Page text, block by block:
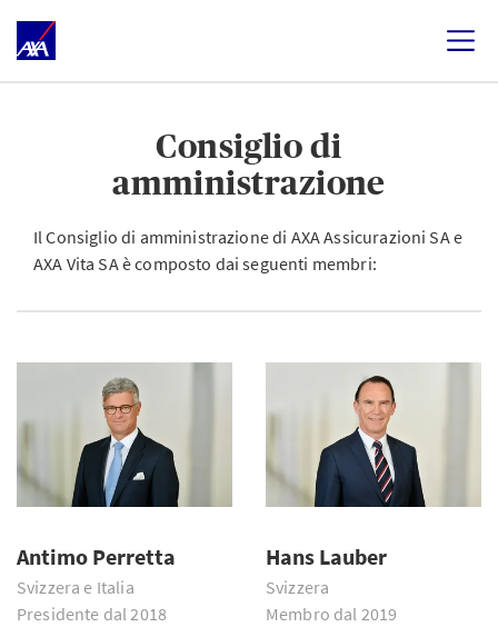
Consiglio di
amministrazione
Il Consiglio di amministrazione di AXA Assicurazioni SA e
AXA Vita SA è composto dai seguenti membri:
Antimo Perretta
Svizzera e Italia
Presidente dal 2018
Hans Lauber
Svizzera
Membro dal 2019